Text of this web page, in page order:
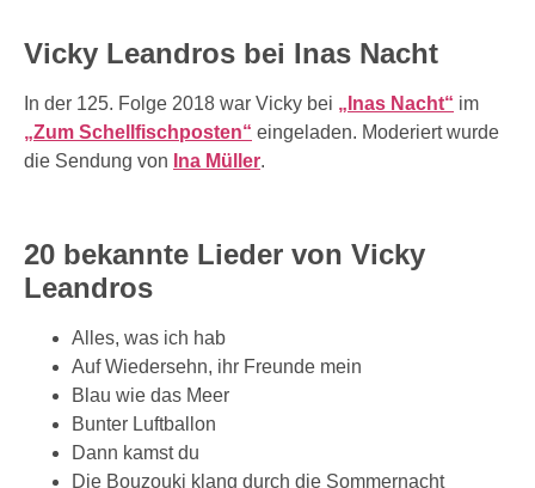
Vicky Leandros bei Inas Nacht
In der 125. Folge 2018 war Vicky bei „Inas Nacht“ im
„Zum Schellfischposten“ eingeladen. Moderiert wurde
die Sendung von Ina Müller.
20 bekannte Lieder von Vicky
Leandros
Alles, was ich hab
Auf Wiedersehn, ihr Freunde mein
Blau wie das Meer
Bunter Luftballon
Dann kamst du
Die Bouzouki klang durch die Sommernacht